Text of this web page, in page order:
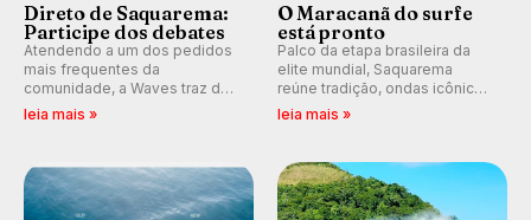
Direto de Saquarema:
Participe dos debates
Atendendo a um dos pedidos
mais frequentes da
comunidade, a Waves traz de
volta os comentários e
Mundial.
leia mais »
O Maracanã do surfe
está pronto
Palco da etapa brasileira da
elite mundial, Saquarema
reúne tradição, ondas icônicas,
torcida única e uma premiação
campeões.
leia mais »